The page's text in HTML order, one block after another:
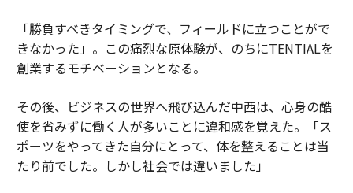
「勝負すべきタイミングで、フィールドに立つことがで
きなかった」。この痛烈な原体験が、のちにTENTIALを
創業するモチベーションとなる。
その後、ビジネスの世界へ飛び込んだ中西は、心身の酷
使を省みずに働く人が多いことに違和感を覚えた。「ス
ポーツをやってきた自分にとって、体を整えることは当
たり前でした。しかし社会では違いました」